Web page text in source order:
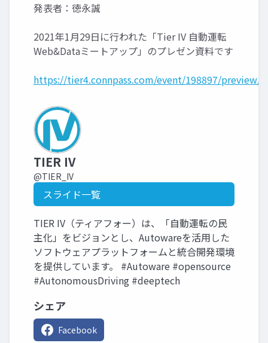
発表者：徳永誠
2021年1月29日に行われた「Tier IV 自動運転
Web&Dataミートアップ」のプレゼン資料です
https://tier4.connpass.com/event/198897/preview/
TIER IV
@TIER_IV
スライド一覧
TIER IV（ティアフォー）は、「自動運転の民
主化」をビジョンとし、Autowareを活用した
ソフトウェアプラットフォームと統合開発環境
を提供しています。 #Autoware #opensource
#AutonomousDriving #deeptech
シェア
Facebook